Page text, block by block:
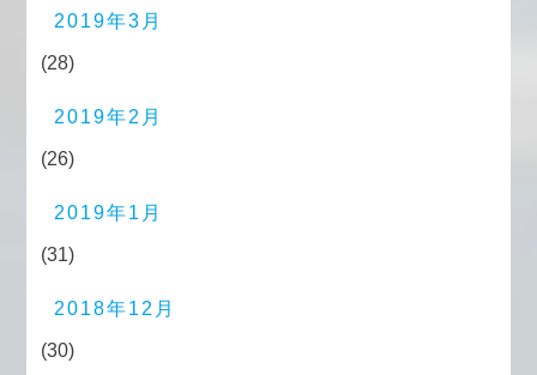
2019年3月
(28)
2019年2月
(26)
2019年1月
(31)
2018年12月
(30)